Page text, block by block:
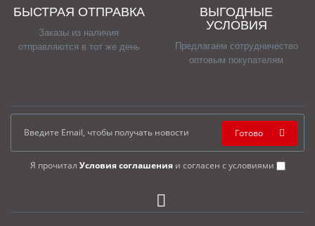
БЫСТРАЯ ОТПРАВКА
Заказы из наличия
отправляются в тот же день
ВЫГОДНЫЕ
УСЛОВИЯ
Предлагаем сотрудничество
оптовым покупателям
Я прочитал Условия соглашенияи согласен с условиями
Готово